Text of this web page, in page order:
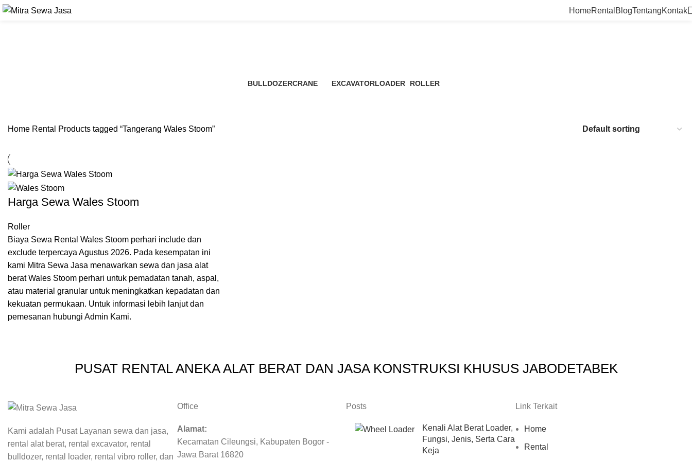
HomeRental BlogTentangKontak
BULLDOZERCRANE
EXCAVATORLOADER
ROLLER
Home Rental Products tagged “Tangerang Wales Stoom”
Harga Sewa Wales Stoom
Roller
Biaya Sewa Rental Wales Stoom perhari include dan
exclude terpercaya Agustus 2026. Pada kesempatan ini
kami Mitra Sewa Jasa menawarkan sewa dan jasa alat
berat Wales Stoom perhari untuk pemadatan tanah, aspal,
atau material granular untuk meningkatkan kepadatan dan
kekuatan permukaan. Untuk informasi lebih lanjut dan
pemesanan hubungi Admin Kami.
PUSAT RENTAL ANEKA ALAT BERAT DAN JASA KONSTRUKSI KHUSUS JABODETABEK
Kami adalah Pusat Layanan sewa dan jasa,
rental alat berat, rental excavator, rental
bulldozer, rental loader, rental vibro roller, dan
Office
Alamat:
Kecamatan Cileungsi, Kabupaten Bogor -
Jawa Barat 16820
Posts
Kenali Alat Berat Loader,
Fungsi, Jenis, Serta Cara
Keja
Link Terkait
Home
Rental